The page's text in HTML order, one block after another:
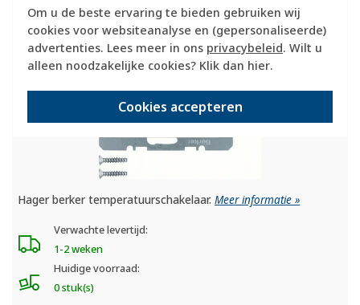
Om u de beste ervaring te bieden gebruiken wij
cookies voor websiteanalyse en (gepersonaliseerde)
advertenties. Lees meer in ons privacybeleid. Wilt u
alleen noodzakelijke cookies? Klik dan hier.
Cookies accepteren
(20318982)
Hager berker temperatuurschakelaar.Meer informatie »
Verwachte levertijd:
1-2 weken
Huidige voorraad:
0 stuk(s)